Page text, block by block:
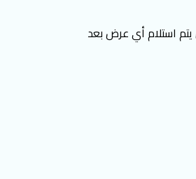
موعد لاستلام العروض (لن يتم استلام أي عرض بعد